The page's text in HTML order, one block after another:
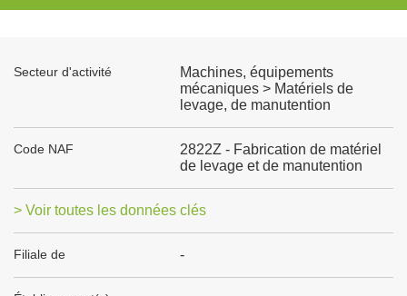
Secteur d'activité
Machines, équipements
mécaniques > Matériels de
levage, de manutention
Code NAF
2822Z - Fabrication de matériel
de levage et de manutention
> Voir toutes les données clés
Filiale de -